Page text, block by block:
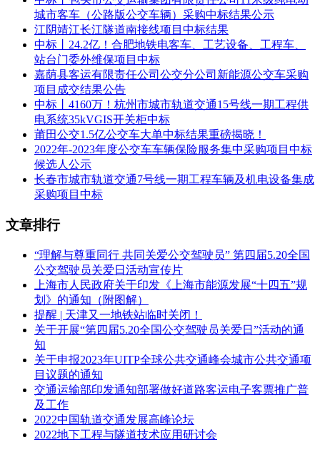
招标范围：3011d厂房管廊隧道及供气总管网系统深基坑支护
招标机构：中招国际招标有限公司
招标人：中国航发四川燃气涡轮研究院
开标时间：2022年11月30日上午9:00
公示时间：2022年12月2日上午9:00-2022年12月5日下午17:00
中标结果公告时间：2022年12月6日上午9:00
中标人：中国化学工程第四建设有限公司
中标金额：人民币19,463,661.38元
工期：计划工期：300日历天（含施工期间管道安装约90
天），计划开工日期：2023年2月1日
监督部门
本招标项目的监督部门为中国航空发动机集团有限公司。
联系方式
招标人：中国航发四川燃气涡轮研究院
地址：四川省绵阳市游仙区航空路1号
联系人：黄晓毅
电话：0816-2607509
招标代理机构：中招国际招标有限公司
城市客车（公路版公交车辆）采购中标结果公示
江阴靖江长江隧道南接线项目中标结果
中标丨24.2亿！合肥地铁电客车、工艺设备、工程车、
站台门委外维保项目中标
嘉荫县客运有限责任公司公交分公司新能源公交车采购
项目成交结果公告
中标丨4160万！杭州市城市轨道交通15号线一期工程供
电系统35kVGIS开关柜中标
莆田公交1.5亿公交车大单中标结果重磅揭晓！
2022年-2023年度公交车车辆保险服务集中采购项目中标
候选人公示
长春市城市轨道交通7号线一期工程车辆及机电设备集成
采购项目中标
文章排行
“理解与尊重同行 共同关爱公交驾驶员” 第四届5.20全国
公交驾驶员关爱日活动宣传片
上海市人民政府关于印发《上海市能源发展“十四五”规
划》的通知（附图解）
提醒 | 天津又一地铁站临时关闭！
关于开展“第四届5.20全国公交驾驶员关爱日”活动的通
知
关于申报2023年UITP全球公共交通峰会城市公共交通项
目议题的通知
交通运输部印发通知部署做好道路客运电子客票推广普
及工作
2022中国轨道交通发展高峰论坛
2022地下工程与隧道技术应用研讨会